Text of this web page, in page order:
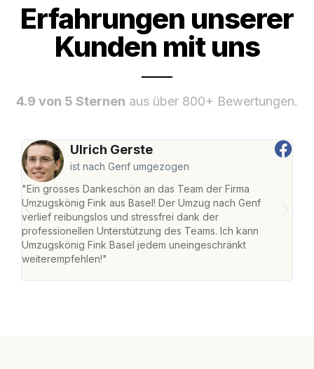
Erfahrungen unserer
Kunden mit uns
4.9 von 5 Sternen aus über 800+ Bewertungen.
Ulrich Gerste
ist nach Genf umgezogen
"Ein grosses Dankeschön an das Team der Firma
Umzugskönig Fink aus Basel! Der Umzug nach Genf
verlief reibungslos und stressfrei dank der
professionellen Unterstützung des Teams. Ich kann
Umzugskönig Fink Basel jedem uneingeschränkt
weiterempfehlen!"